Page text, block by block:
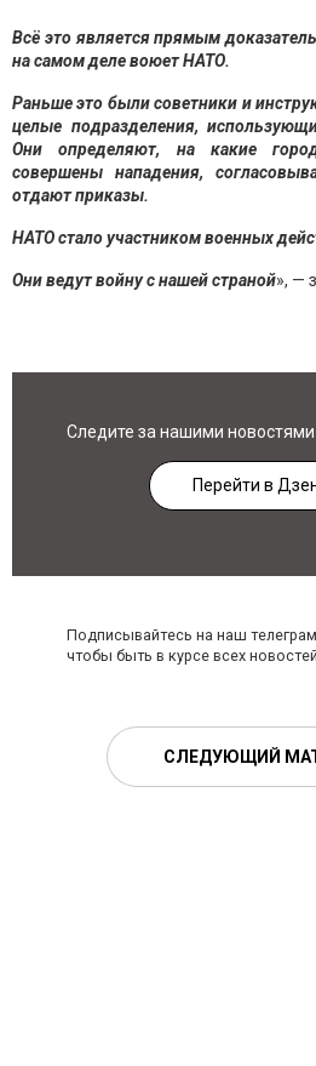
Всё это является прямым
на самом деле воюет НАТО.
Раньше это были советники и
целые подразделения,
Они определяют, на какие
совершены нападения,
отдают приказы.
НАТО стало участником военных
Они ведут войну с нашей страной», —
Следите за нашими
Перейти в
Подписывайтесь на наш
чтобы быть в курсе всех
СЛЕДУЮЩИЙ